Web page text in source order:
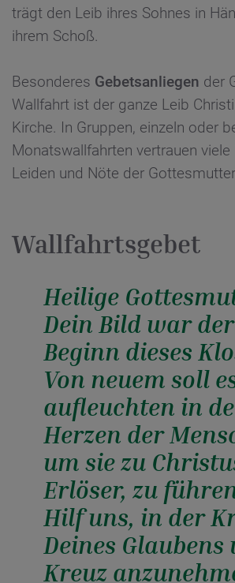
trägt den Leib ihres Sohnes in
ihrem Schoß.
Besonderes Gebetsanliegen der
Wallfahrt ist der ganze Leib
Kirche. In Gruppen, einzeln oder
Monatswallfahrten vertrauen
Leiden und Nöte der
Wallfahrtsgebet
Heilige
Dein Bild war der
Beginn dieses
Von neuem soll
aufleuchten in
Herzen der
um sie zu
Erlöser, zu
Hilf uns, in der
Deines Glaubens
Kreuz